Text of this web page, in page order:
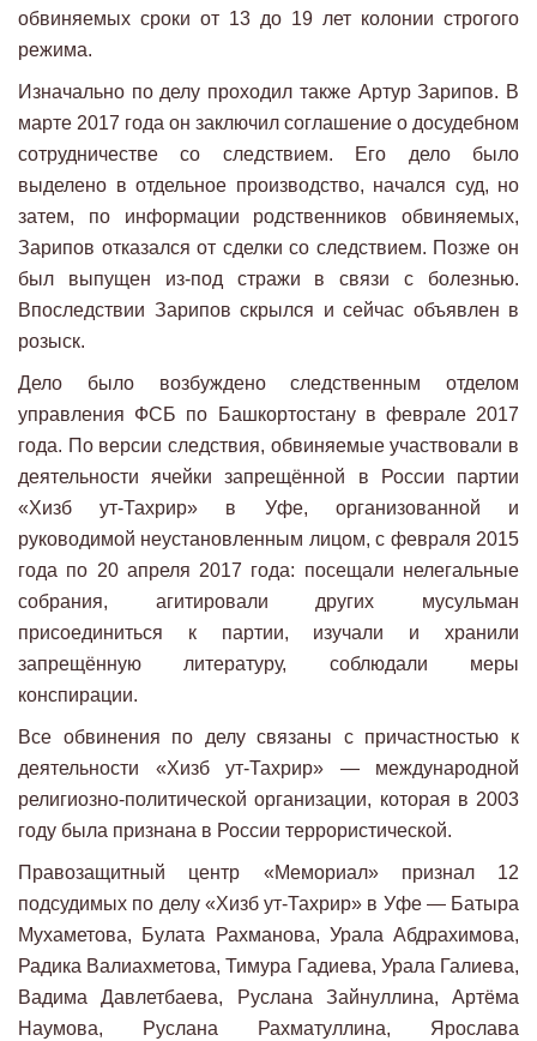
обвиняемых сроки от 13 до 19 лет колонии строгого
режима.
Изначально по делу проходил также Артур Зарипов. В
марте 2017 года он заключил соглашение о досудебном
сотрудничестве со следствием. Его дело было
выделено в отдельное производство, начался суд, но
затем, по информации родственников обвиняемых,
Зарипов отказался от сделки со следствием. Позже он
был выпущен из-под стражи в связи с болезнью.
Впоследствии Зарипов скрылся и сейчас объявлен в
розыск.
Дело было возбуждено следственным отделом
управления ФСБ по Башкортостану в феврале 2017
года. По версии следствия, обвиняемые участвовали в
деятельности ячейки запрещённой в России партии
«Хизб ут-Тахрир» в Уфе, организованной и
руководимой неустановленным лицом, с февраля 2015
года по 20 апреля 2017 года: посещали нелегальные
собрания, агитировали других мусульман
присоединиться к партии, изучали и хранили
запрещённую литературу, соблюдали меры
конспирации.
Все обвинения по делу связаны с причастностью к
деятельности «Хизб ут-Тахрир» — международной
религиозно-политической организации, которая в 2003
году была признана в России террористической.
Правозащитный центр «Мемориал» признал 12
подсудимых по делу «Хизб ут-Тахрир» в Уфе — Батыра
Мухаметова, Булата Рахманова, Урала Абдрахимова,
Радика Валиахметова, Тимура Гадиева, Урала Галиева,
Вадима Давлетбаева, Руслана Зайнуллина, Артёма
Наумова, Руслана Рахматуллина, Ярослава